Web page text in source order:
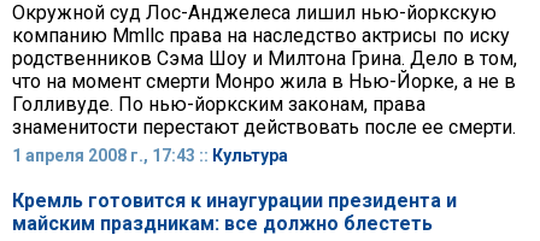
Окружной суд Лос-Анджелеса лишил нью-йоркскую
компанию Mmllc права на наследство актрисы по иску
родственников Сэма Шоу и Милтона Грина. Дело в том,
что на момент смерти Монро жила в Нью-Йорке, а не в
Голливуде. По нью-йоркским законам, права
знаменитости перестают действовать после ее смерти.
1 апреля 2008 г., 17:43 :: Культура
Кремль готовится к инаугурации президента и
майским праздникам: все должно блестеть